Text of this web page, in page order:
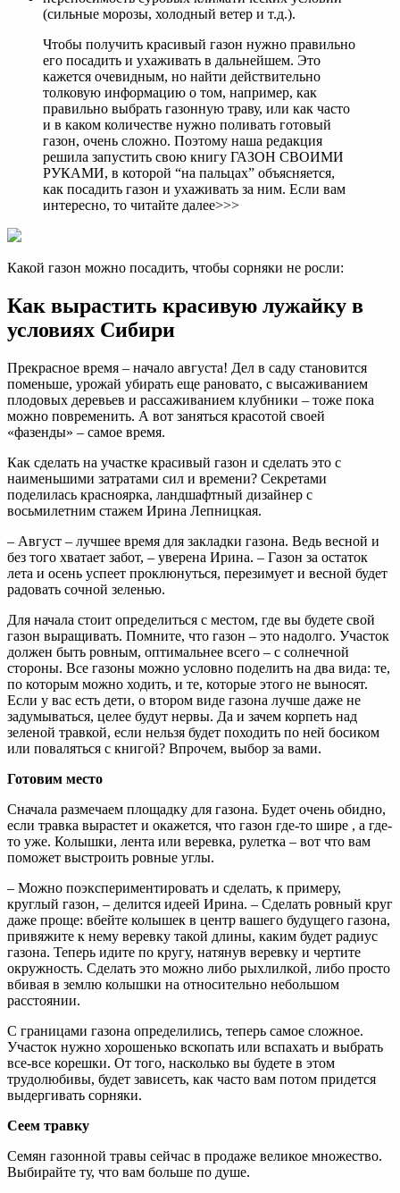
(сильные морозы, холодный ветер и т.д.).
Чтобы получить красивый газон нужно правильно
его посадить и ухаживать в дальнейшем. Это
кажется очевидным, но найти действительно
толковую информацию о том, например, как
правильно выбрать газонную траву, или как часто
и в каком количестве нужно поливать готовый
газон, очень сложно. Поэтому наша редакция
решила запустить свою книгу ГАЗОН СВОИМИ
РУКАМИ, в которой “на пальцах” объясняется,
как посадить газон и ухаживать за ним. Если вам
интересно, то читайте далее>>>
Какой газон можно посадить, чтобы сорняки не росли:
Как вырастить красивую лужайку в
условиях Сибири
Прекрасное время – начало августа! Дел в саду становится
поменьше, урожай убирать еще рановато, с высаживанием
плодовых деревьев и рассаживанием клубники – тоже пока
можно повременить. А вот заняться красотой своей
«фазенды» – самое время.
Как сделать на участке красивый газон и сделать это с
наименьшими затратами сил и времени? Секретами
поделилась красноярка, ландшафтный дизайнер с
восьмилетним стажем Ирина Лепницкая.
– Август – лучшее время для закладки газона. Ведь весной и
без того хватает забот, – уверена Ирина. – Газон за остаток
лета и осень успеет проклюнуться, перезимует и весной будет
радовать сочной зеленью.
Для начала стоит определиться с местом, где вы будете свой
газон выращивать. Помните, что газон – это надолго. Участок
должен быть ровным, оптимальнее всего – с солнечной
стороны. Все газоны можно условно поделить на два вида: те,
по которым можно ходить, и те, которые этого не выносят.
Если у вас есть дети, о втором виде газона лучше даже не
задумываться, целее будут нервы. Да и зачем корпеть над
зеленой травкой, если нельзя будет походить по ней босиком
или поваляться с книгой? Впрочем, выбор за вами.
Готовим место
Сначала размечаем площадку для газона. Будет очень обидно,
если травка вырастет и окажется, что газон где-то шире , а где-
то уже. Колышки, лента или веревка, рулетка – вот что вам
поможет выстроить ровные углы.
– Можно поэкспериментировать и сделать, к примеру,
круглый газон, – делится идеей Ирина. – Сделать ровный круг
даже проще: вбейте колышек в центр вашего будущего газона,
привяжите к нему веревку такой длины, каким будет радиус
газона. Теперь идите по кругу, натянув веревку и чертите
окружность. Сделать это можно либо рыхлилкой, либо просто
вбивая в землю колышки на относительно небольшом
расстоянии.
С границами газона определились, теперь самое сложное.
Участок нужно хорошенько вскопать или вспахать и выбрать
все-все корешки. От того, насколько вы будете в этом
трудолюбивы, будет зависеть, как часто вам потом придется
выдергивать сорняки.
Сеем травку
Семян газонной травы сейчас в продаже великое множество.
Выбирайте ту, что вам больше по душе.